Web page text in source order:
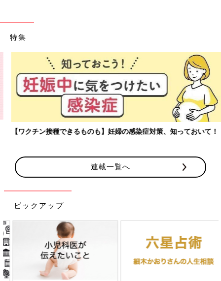
特集
【ワクチン接種できるものも】妊婦の感染症対策、知っておいて！
連載一覧へ
ピックアップ